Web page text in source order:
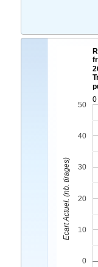
0
0
10
20
30
40
50
Ecart Actuel. (nb. tirages)